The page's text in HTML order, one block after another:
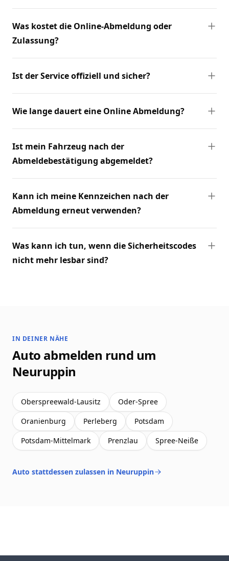
Was kostet die Online-Abmeldung oder
Zulassung?
Ist der Service offiziell und sicher?
Wie lange dauert eine Online Abmeldung?
Ist mein Fahrzeug nach der
Abmeldebestätigung abgemeldet?
Kann ich meine Kennzeichen nach der
Abmeldung erneut verwenden?
Was kann ich tun, wenn die Sicherheitscodes
nicht mehr lesbar sind?
IN DEINER NÄHE
Auto abmelden rund um
Neuruppin
Oberspreewald-Lausitz
Oder-Spree
Oranienburg
Perleberg
Potsdam
Potsdam-Mittelmark
Prenzlau Spree-Neiße
Auto stattdessen zulassen in Neuruppin